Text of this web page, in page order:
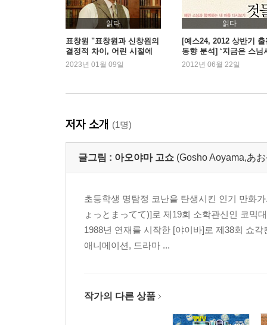
읽다
표창원 "표창원과 신창원의
결정적 차이, 어린 시절에
있었죠"
2023년 01월 09일
읽다
[예스24, 2012 상반기 출
동향 분석] ‘지금은 스님
대’ 100위내 스님 저서
2012년 06월 22일
저자 소개 (1명)
글그림 : 아오야마 고쇼 (Gosho Aoyama,あ
초등학생 명탐정 코난을 탄생시킨 인기 만화
ょっとまってて)]로 제19회 소학관신인 코믹
1988년 연재를 시작한 [야이바]로 제38회 쇼
애니메이션, 드라마 ...
작가의 다른 상품